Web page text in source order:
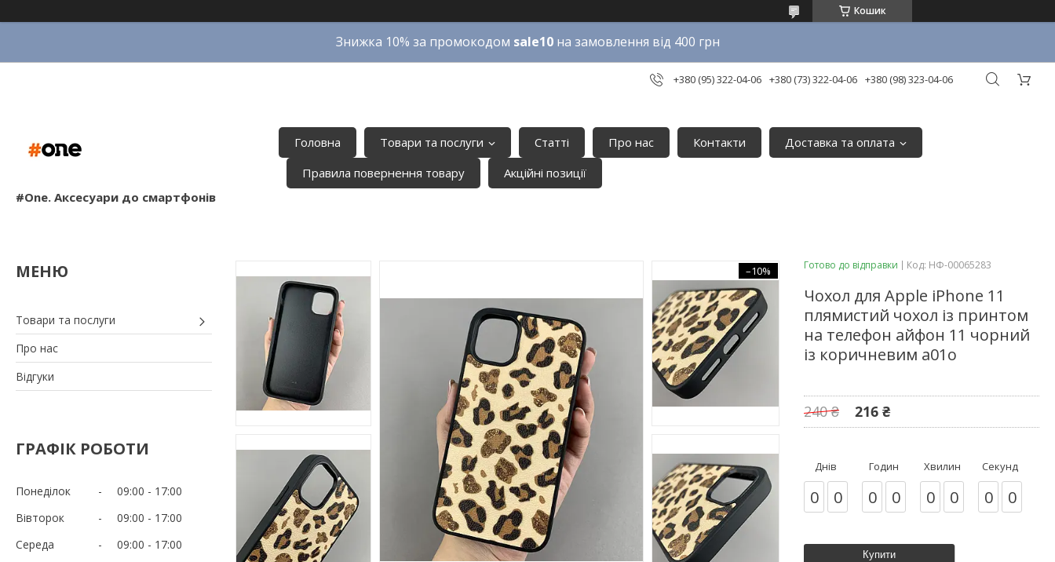
Кошик
Знижка 10% за промокодом sale10на замовлення від 400 грн
+380 (95) 322-04-06 +380 (73) 322-04-06 +380 (98) 323-04-06
#One. Аксесуари до смартфонів
Головна Товари та послуги Статті Про нас Контакти
Доставка та оплата
Правила повернення товару
Акційні позиції
Товари та послуги
Про нас
Відгуки
ГРАФІК РОБОТИ
Понеділок 09:00
17:00
Вівторок
09:00
17:00
Середа
09:00
17:00
–10% Готово до відправки Код: НФ-00065283
Чохол для Apple iPhone 11
плямистий чохол із принтом
на телефон айфон 11 чорний
із коричневим a01o
240 ₴ 216 ₴
Днів
0 0
Годин
0 0
Хвилин
0 0
Секунд
0 0
Купити